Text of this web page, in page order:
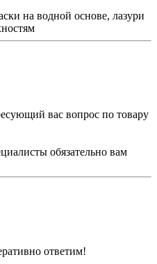
на водной основе, лазури
вас вопрос по товару
обязательно вам
ответим!